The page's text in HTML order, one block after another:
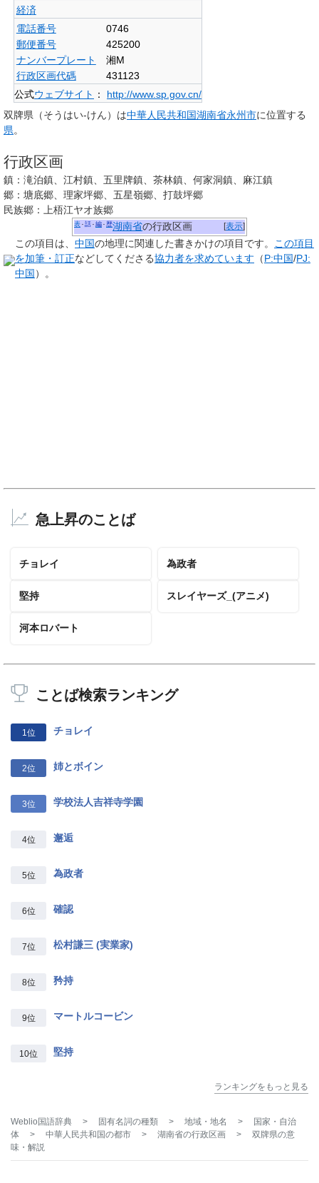
経済
電話番号
0746
郵便番号
425200
ナンバープレート
湘M
行政区画代碼
431123
公式ウェブサイト ：
http://www.sp.gov.cn/
双牌県 （そうはい-けん）は中華人民共和国湖南省永州市に位置する
県。
行政区画
鎮：滝泊鎮、江村鎮、五里牌鎮、茶林鎮、何家洞鎮、麻江鎮
郷：塘底郷、理家坪郷、五星嶺郷、打鼓坪郷
民族郷：上梧江ヤオ族郷
[表示]
表 話 編 歴湖南省の行政区画
この項目は、 中国の地理に関連した書きかけの項目 です。 この項目
を加筆・訂正などしてくださる協力者を求めています （P:中国/PJ:
中国 ）。
急上昇のことば
チョレイ 為政者
堅持 スレイヤーズ_(アニメ)
河本ロバート
ことば検索ランキング
1位 チョレイ
2位 姉とボイン
3位 学校法人吉祥寺学園
4位 邂逅
5位 為政者
6位 確認
7位 松村謙三 (実業家)
8位 矜持
9位 マートルコービン
10位 堅持
ランキングをもっと見る
Weblio国語辞典 > 固有名詞の種類 > 地域・地名 >
国家・自治
体
> 中華人民共和国の都市 > 湖南省の行政区画 > 双牌県の意
味・解説